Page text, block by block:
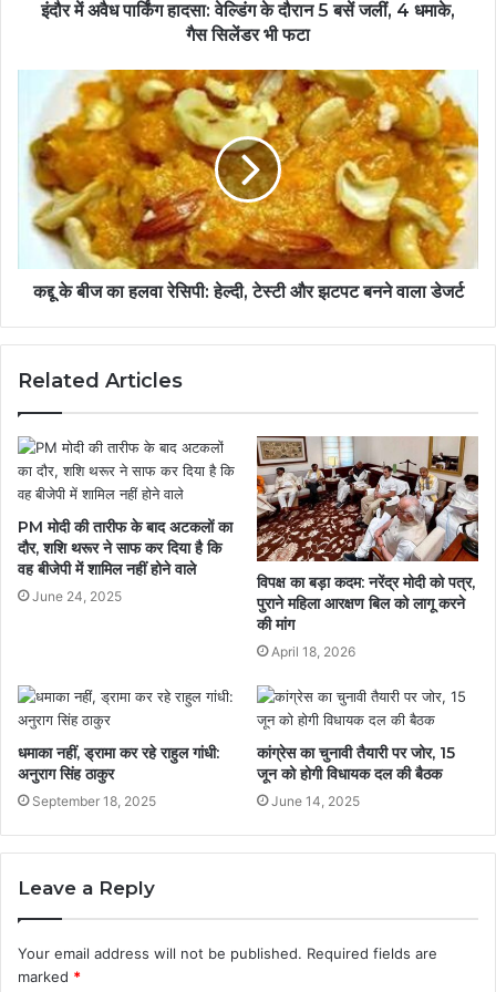
इंदौर में अवैध पार्किंग हादसा: वेल्डिंग के दौरान 5 बसें जलीं, 4 धमाके,
गैस सिलेंडर भी फटा
कद्दू के बीज का हलवा रेसिपी: हेल्दी, टेस्टी और झटपट बनने वाला डेजर्ट
Related Articles
PM मोदी की तारीफ के बाद अटकलों का
दौर, शशि थरूर ने साफ कर दिया है कि
वह बीजेपी में शामिल नहीं होने वाले
June 24, 2025
विपक्ष का बड़ा कदम: नरेंद्र मोदी को पत्र,
पुराने महिला आरक्षण बिल को लागू करने
की मांग
April 18, 2026
धमाका नहीं, ड्रामा कर रहे राहुल गांधी:
अनुराग सिंह ठाकुर
September 18, 2025
कांग्रेस का चुनावी तैयारी पर जोर, 15
जून को होगी विधायक दल की बैठक
June 14, 2025
Leave a Reply
Your email address will not be published. Required fields are
marked *